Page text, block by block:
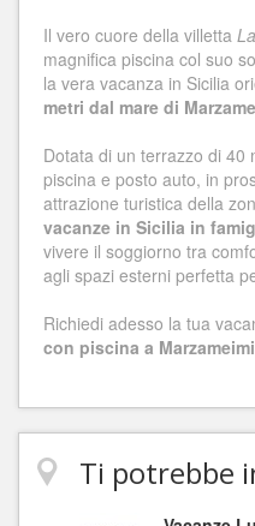
Il vero cuore della villetta
magnifica piscina col suo
la vera vacanza in Sicilia
metri dal mare di
Dotata di un terrazzo di 40
piscina e posto auto, in
attrazione turistica della
vacanze in Sicilia in
vivere il soggiorno tra
agli spazi esterni perfetta
Richiedi adesso la tua
con piscina a Marzameimi
Ti potrebbe